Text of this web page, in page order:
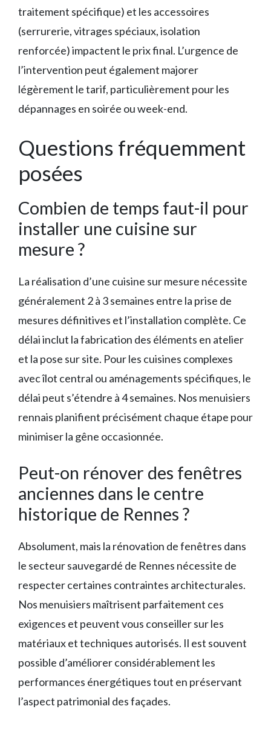
traitement spécifique) et les accessoires
(serrurerie, vitrages spéciaux, isolation
renforcée) impactent le prix final. L’urgence de
l’intervention peut également majorer
légèrement le tarif, particulièrement pour les
dépannages en soirée ou week-end.
Questions fréquemment
posées
Combien de temps faut-il pour
installer une cuisine sur
mesure ?
La réalisation d’une cuisine sur mesure nécessite
généralement 2 à 3 semaines entre la prise de
mesures définitives et l’installation complète. Ce
délai inclut la fabrication des éléments en atelier
et la pose sur site. Pour les cuisines complexes
avec îlot central ou aménagements spécifiques, le
délai peut s’étendre à 4 semaines. Nos menuisiers
rennais planifient précisément chaque étape pour
minimiser la gêne occasionnée.
Peut-on rénover des fenêtres
anciennes dans le centre
historique de Rennes ?
Absolument, mais la rénovation de fenêtres dans
le secteur sauvegardé de Rennes nécessite de
respecter certaines contraintes architecturales.
Nos menuisiers maîtrisent parfaitement ces
exigences et peuvent vous conseiller sur les
matériaux et techniques autorisés. Il est souvent
possible d’améliorer considérablement les
performances énergétiques tout en préservant
l’aspect patrimonial des façades.